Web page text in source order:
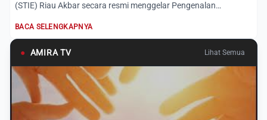
(STIE) Riau Akbar secara resmi menggelar Pengenalan
BACA SELENGKAPNYA
● AMIRA TV Lihat Semua